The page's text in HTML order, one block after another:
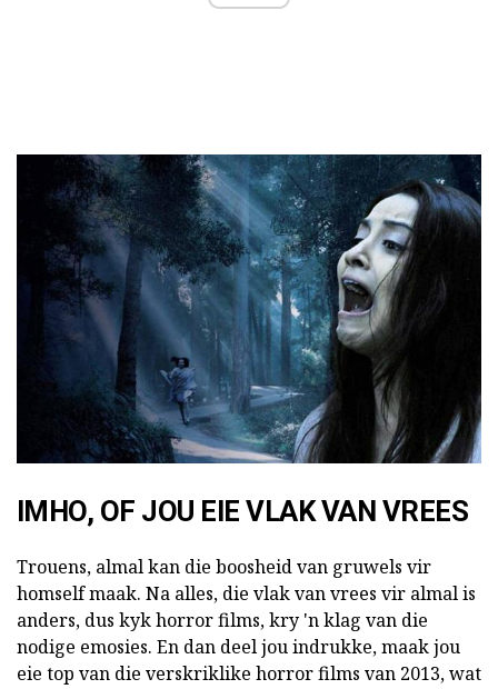
IMHO, OF JOU EIE VLAK VAN VREES
Trouens, almal kan die boosheid van gruwels vir
homself maak. Na alles, die vlak van vrees vir almal is
anders, dus kyk horror films, kry 'n klag van die
nodige emosies. En dan deel jou indrukke, maak jou
eie top van die verskriklike horror films van 2013, wat